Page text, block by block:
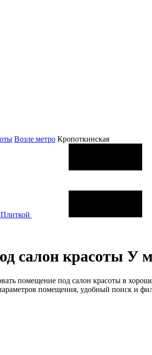
Возле метро Кропоткинская
Плиткой
салон красоты У
помещение под салон красоты в
помещения, удобный поиск и